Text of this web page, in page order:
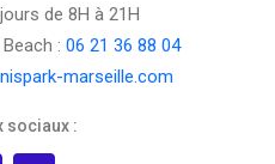
de 8H à 21H
: 06 21 36 88 04
marseille.com
sociaux :